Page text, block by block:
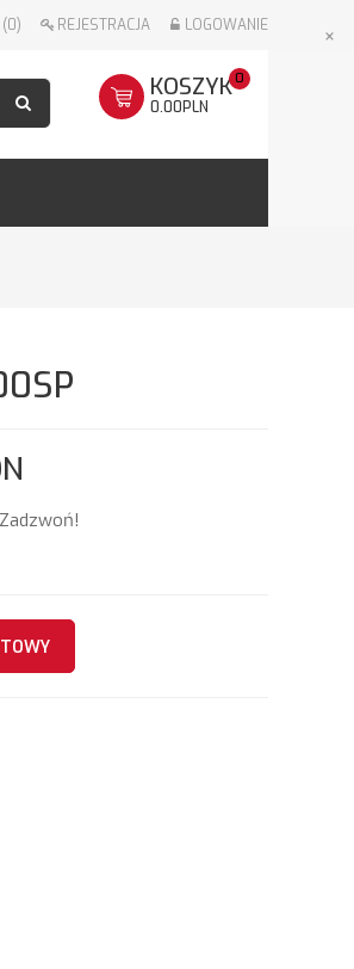
×
(0) REJESTRACJA LOGOWANIE
KOSZYK0
0.00PLN